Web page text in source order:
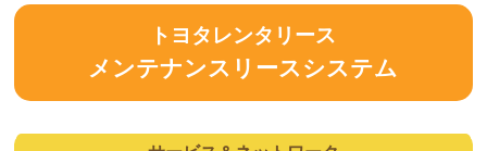
トヨタレンタリース
メンテナンスリースシステム